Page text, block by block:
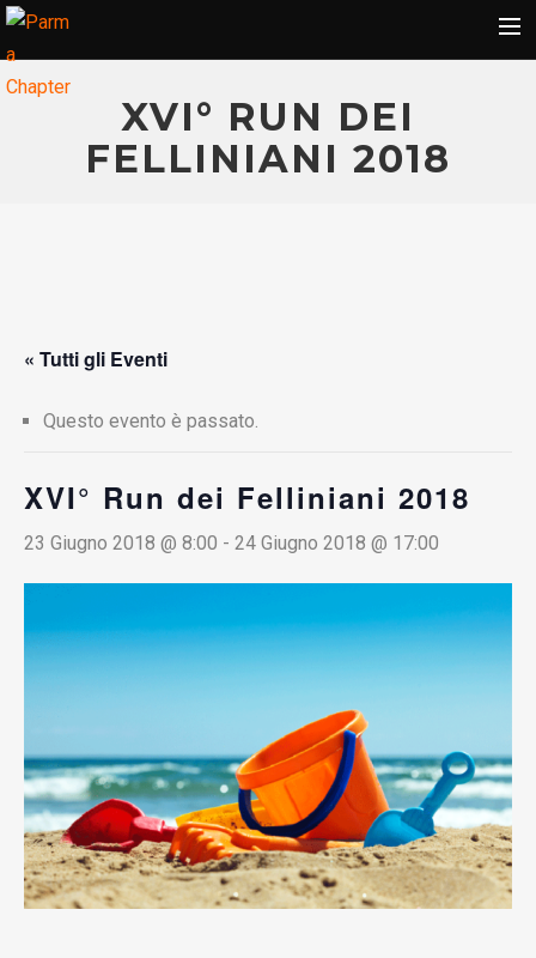
MEDIA GALLERY
ITALY 500 MILES
XVI° RUN DEI
FELLINIANI 2018
« Tutti gli Eventi
Questo evento è passato.
XVI° Run dei Felliniani 2018
23 Giugno 2018 @ 8:00 - 24 Giugno 2018 @ 17:00